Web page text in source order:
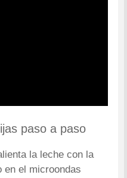
paso a paso
la leche con la
en el microondas